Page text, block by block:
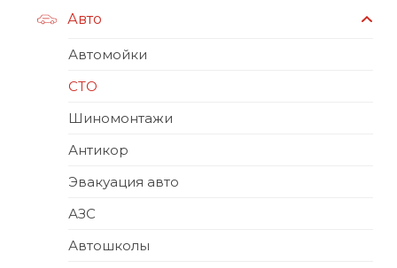
Авто
Автомойки
СТО
Шиномонтажи
Антикор
Эвакуация авто
АЗС
Автошколы